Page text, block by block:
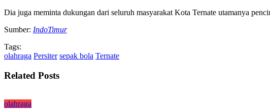
Dia juga meminta dukungan dari seluruh masyarakat Kota Ternate utamanya
Sumber: IndoTimur
Tags:
olahraga Persiter sepak bola Ternate
Related Posts
olahraga